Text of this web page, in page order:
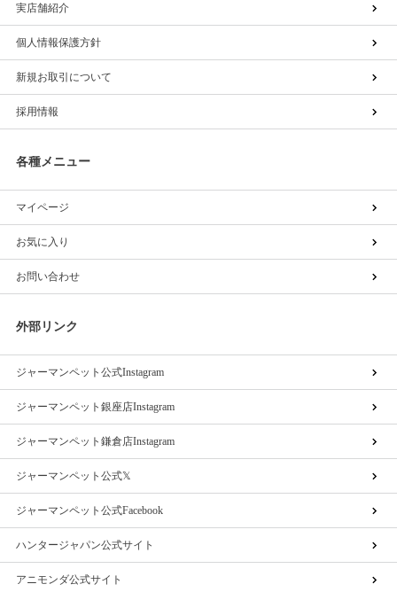
実店舗紹介
個人情報保護方針
新規お取引について
採用情報
各種メニュー
マイページ
お気に入り
お問い合わせ
外部リンク
ジャーマンペット公式Instagram
ジャーマンペット銀座店Instagram
ジャーマンペット鎌倉店Instagram
ジャーマンペット公式𝕏
ジャーマンペット公式Facebook
ハンタージャパン公式サイト
アニモンダ公式サイト